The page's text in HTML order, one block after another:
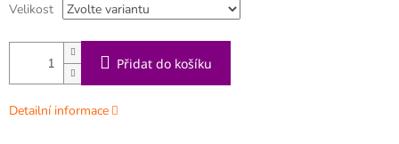
Velikost
Přidat do košíku
Detailní informace